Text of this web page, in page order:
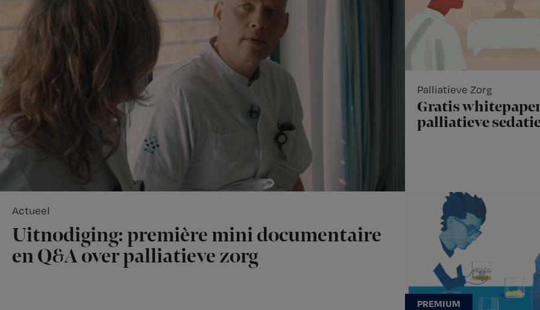
Actueel
Uitnodiging: première mini documentaire
en Q&A over palliatieve zorg
Palliatieve Zorg
Gratis
palliatieve